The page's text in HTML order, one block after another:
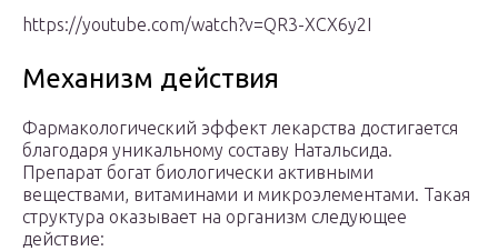
https://youtube.com/watch?v=QR3-XCX6y2I
Механизм действия
Фармакологический эффект лекарства достигается
благодаря уникальному составу Натальсида.
Препарат богат биологически активными
веществами, витаминами и микроэлементами. Такая
структура оказывает на организм следующее
действие: